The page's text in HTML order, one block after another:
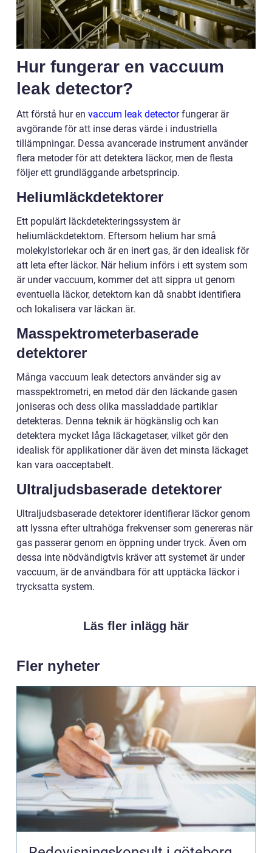
Hur fungerar en vaccuum
leak detector?
Att förstå hur en vaccum leak detectorfungerar är
avgörande för att inse deras värde i industriella
tillämpningar. Dessa avancerade instrument använder
flera metoder för att detektera läckor, men de flesta
följer ett grundläggande arbetsprincip.
Heliumläckdetektorer
Ett populärt läckdetekteringssystem är
heliumläckdetektorn. Eftersom helium har små
molekylstorlekar och är en inert gas, är den idealisk för
att leta efter läckor. När helium införs i ett system som
är under vaccuum, kommer det att sippra ut genom
eventuella läckor, detektorn kan då snabbt identifiera
och lokalisera var läckan är.
Masspektrometerbaserade
detektorer
Många vaccuum leak detectors använder sig av
masspektrometri, en metod där den läckande gasen
joniseras och dess olika massladdade partiklar
detekteras. Denna teknik är högkänslig och kan
detektera mycket låga läckagetaser, vilket gör den
idealisk för applikationer där även det minsta läckaget
kan vara oacceptabelt.
Ultraljudsbaserade detektorer
Ultraljudsbaserade detektorer identifierar läckor genom
att lyssna efter ultrahöga frekvenser som genereras när
gas passerar genom en öppning under tryck. Även om
dessa inte nödvändigtvis kräver att systemet är under
vaccuum, är de användbara för att upptäcka läckor i
trycksatta system.
Läs fler inlägg här
Fler nyheter